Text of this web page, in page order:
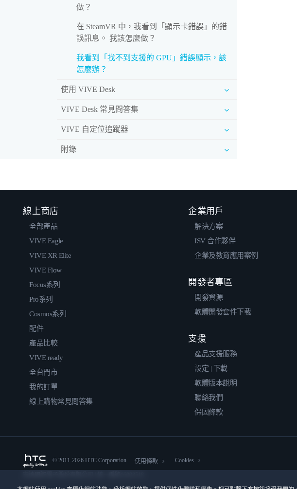
做？
在 SteamVR 中，我看到「顯示卡錯誤」的錯
誤訊息。 我該怎麼做？
我看到「找不到支援的 GPU」錯誤顯示，該
怎麼辦？
使用 VIVE Desk
VIVE Desk 常見問答集
VIVE 自定位追蹤器
附錄
線上商店
全部產品
VIVE Eagle
VIVE XR Elite
VIVE Flow
Focus系列
Pro系列
Cosmos系列
配件
產品比較
VIVE ready
全台門市
我的訂單
線上購物常見問答集
企業用戶
解決方案
ISV 合作夥伴
企業及教育應用案例
開發者專區
開發資源
軟體開發套件下載
支援
產品支援服務
設定 | 下載
軟體版本說明
聯絡我們
保固條款
© 2011-2026 HTC Corporation 使用條款 Cookies